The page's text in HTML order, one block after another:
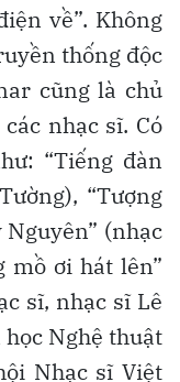
về”. Không
thống độc
cũng là chủ
nhạc sĩ. Có
“Tiếng đàn
“Tượng
Nguyên” (nhạc
mồ ơi hát lên”
sĩ, nhạc sĩ Lê
Nghệ thuật
Nhạc sĩ Việt